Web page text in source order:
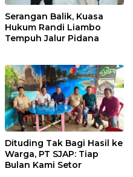
Serangan Balik, Kuasa
Hukum Randi Liambo
Tempuh Jalur Pidana
Dituding Tak Bagi Hasil ke
Warga, PT SJAP: Tiap
Bulan Kami Setor